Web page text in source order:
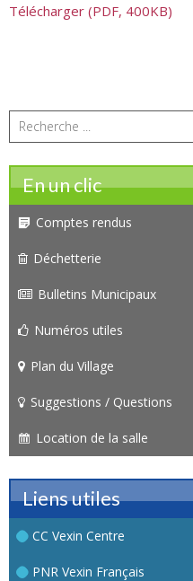
Télécharger (PDF, 400KB)
En un clic
Comptes rendus
Déchetterie
Bulletins Municipaux
Numéros utiles
Plan du Village
Suggestions / Questions
Location de la salle
Liens utiles
CC Vexin Centre
PNR Vexin Français